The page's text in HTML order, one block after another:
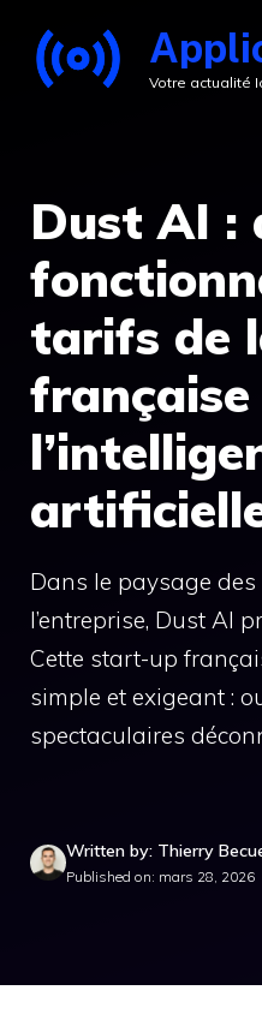
contenu
Votre actualité
Dust AI :
tarifs de
française
Dans le paysage
l’entreprise, Dust AI
Cette start-up
simple et exigeant :
spectaculaires
Written by: Thierry
Published on: mars 28, 2026